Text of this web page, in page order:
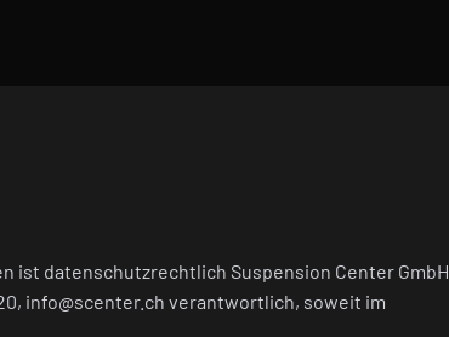
ist datenschutzrechtlich Suspension Center GmbH
20, info@scenter.ch verantwortlich, soweit im